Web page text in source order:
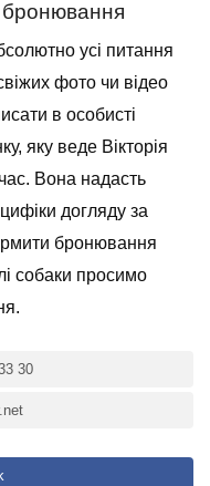
бронювання
усі питання
фото чи відео
в особисті
яку веде Вікторія
Вона надасть
догляду за
бронювання
собаки просимо
30